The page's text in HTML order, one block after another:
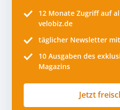
12 Monate Zugriff auf
velobiz.de
täglicher Newsletter
10 Ausgaben des
Magazins
Jetzt